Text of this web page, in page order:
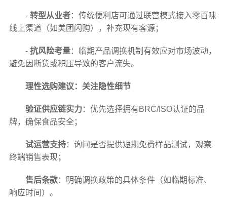
- 转型从业者：传统便利店可通过联营模式接入零百味
线上渠道（如美团闪购），补充现有客源；
- 抗风险考量：临期产品调换机制有效应对市场波动，
避免因断货或积压导致的客户流失。
理性选购建议：关注隐性细节
验证供应链实力 ：优先选择拥有BRC/ISO认证的品
牌，确保食品安全；
试运营支持：询问是否提供短期免费样品测试，观察
终端销售表现；
售后条款：明确调换政策的具体条件（如临期标准、
响应时间）。